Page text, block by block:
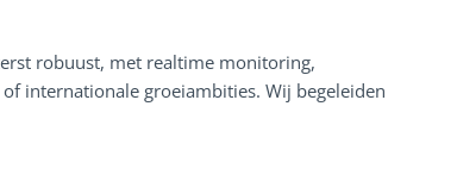
robuust, met realtime monitoring,
internationale groeiambities. Wij begeleiden